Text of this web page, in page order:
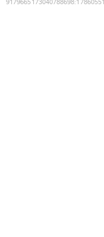
9179665173040788698: